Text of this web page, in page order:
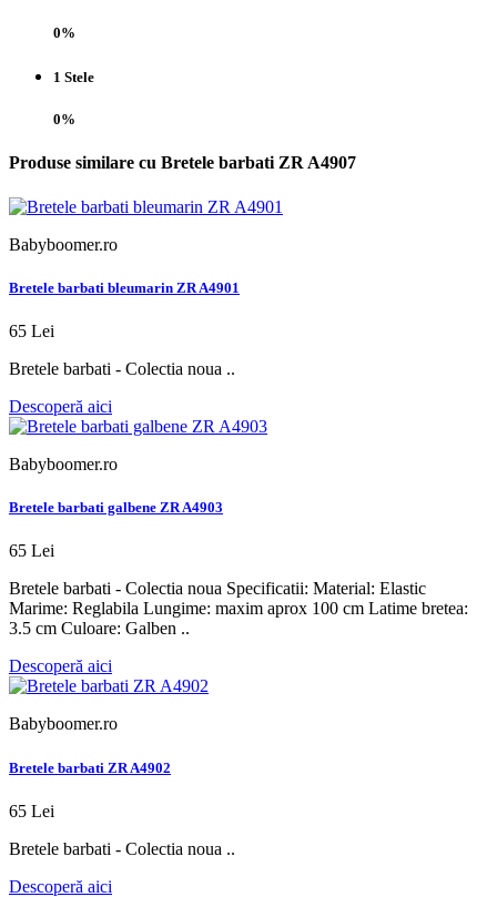
0%
1 Stele
0%
Produse similare cu Bretele barbati ZR A4907
Babyboomer.ro
Bretele barbati bleumarin ZR A4901
65 Lei
Bretele barbati - Colectia noua ..
Descoperă aici
Babyboomer.ro
Bretele barbati galbene ZR A4903
65 Lei
Bretele barbati - Colectia noua Specificatii: Material: Elastic
Marime: Reglabila Lungime: maxim aprox 100 cm Latime bretea:
3.5 cm Culoare: Galben ..
Descoperă aici
Babyboomer.ro
Bretele barbati ZR A4902
65 Lei
Bretele barbati - Colectia noua ..
Descoperă aici